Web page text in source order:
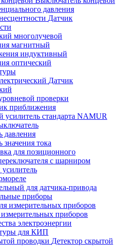
давления
Датчик
многолучевой
магнитный
индуктивный
оптический
Датчик
проверки
приближения
стандарта NAMUR
давления
значения тока
для позиционного
с шарниром
для датчика-привода
приборы
приборов
электроэнергии
для КИП
Детектор скрытой